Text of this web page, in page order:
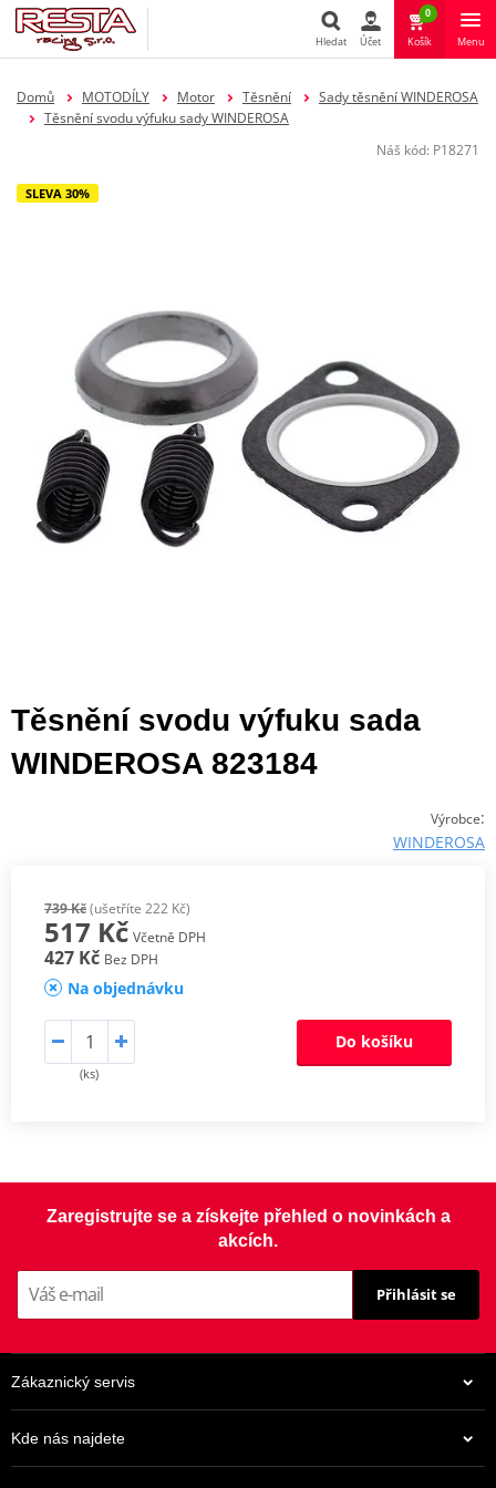
Hledat
Hledat Účet
0
Košík Menu
Domů MOTODÍLY Motor Těsnění
Sady těsnění WINDEROSA
Těsnění svodu výfuku sady WINDEROSA
Náš kód: P18271
SLEVA 30%
Těsnění svodu výfuku sada
WINDEROSA 823184
Výrobce:
WINDEROSA
739 Kč(ušetříte 222 Kč)
517 Kč Včetně DPH
427 Kč Bez DPH
Na objednávku
(ks)
Do košíku
Zaregistrujte se a získejte přehled o novinkách a
akcích.
Přihlásit se
Zákaznický servis
Kde nás najdete